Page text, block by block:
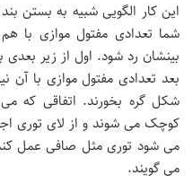
این کار الگویی شبیه به بستن
شما تعدادی مفتول موازی با
بینشان رد شود. اول از زیر
بعد تعدادی مفتول موازی با آن
شکل گره بخورند. اتفاقی که
کوچک می شوند و از لای توری
می شود توری مثل صافی عمل
می گویند.